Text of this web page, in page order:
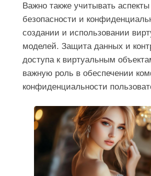
Важно также учитывать аспекты
безопасности и
создании и использовании
моделей. Защита данных и
доступа к виртуальным
важную роль в обеспечении
конфиденциальности